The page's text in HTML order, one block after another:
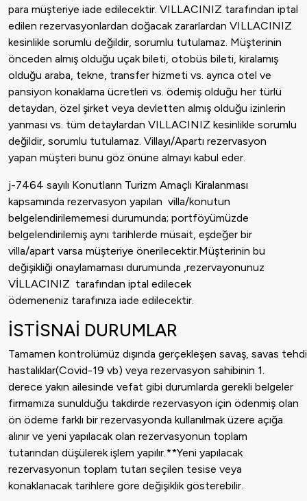
para müşteriye iade edilecektir. VILLACINIZ tarafından iptal
edilen rezervasyonlardan doğacak zararlardan VILLACINIZ
kesinlikle sorumlu değildir, sorumlu tutulamaz. Müşterinin
önceden almış olduğu uçak bileti, otobüs bileti, kiralamış
olduğu araba, tekne, transfer hizmeti vs. ayrıca otel ve
pansiyon konaklama ücretleri vs. ödemiş olduğu her türlü
detaydan, özel şirket veya devletten almış olduğu izinlerin
yanması vs. tüm detaylardan VILLACINIZ kesinlikle sorumlu
değildir, sorumlu tutulamaz. Villayı/Apartı rezervasyon
yapan müşteri bunu göz önüne almayı kabul eder.
j-7464 sayılı Konutların Turizm Amaçlı Kiralanması
kapsamında rezervasyon yapılan villa/konutun
belgelendirilememesi durumunda; portföyümüzde
belgelendirilemiş aynı tarihlerde müsait, eşdeğer bir
villa/apart varsa müşteriye önerilecektir.Müşterinin bu
değişikliği onaylamaması durumunda ,rezervayonunuz
VİLLACINIZ tarafından iptal edilecek
ödemeneniz tarafınıza iade edilecektir.
İSTİSNAİ DURUMLAR
Tamamen kontrolümüz dışında gerçekleşen savaş, savas
hastalıklar(Covid-19 vb) veya rezervasyon sahibinin 1.
derece yakın ailesinde vefat gibi durumlarda gerekli belgeler
firmamıza sunulduğu takdirde rezervasyon için ödenmiş olan
ön ödeme farklı bir rezervasyonda kullanılmak üzere açığa
alınır ve yeni yapılacak olan rezervasyonun toplam
tutarından düşülerek işlem yapılır.**Yeni yapılacak
rezervasyonun toplam tutarı seçilen tesise veya
konaklanacak tarihlere göre değişiklik gösterebilir.